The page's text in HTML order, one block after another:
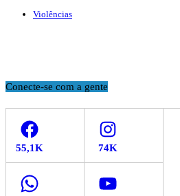
Violências
Conecte-se com a gente
Facebook Instagram
WhatsApp YouTube